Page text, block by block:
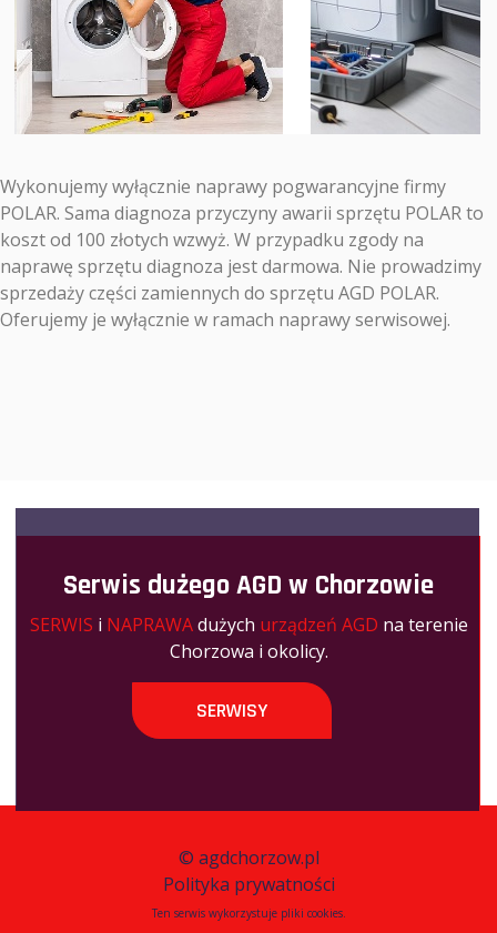
Wykonujemy wyłącznie naprawy pogwarancyjne firmy
POLAR. Sama diagnoza przyczyny awarii sprzętu POLAR to
koszt od 100 złotych wzwyż. W przypadku zgody na
naprawę sprzętu diagnoza jest darmowa. Nie prowadzimy
sprzedaży części zamiennych do sprzętu AGD POLAR.
Oferujemy je wyłącznie w ramach naprawy serwisowej.
Serwis dużego AGD w Chorzowie
SERWIS i NAPRAWAdużych urządzeń AGD na terenie
Chorzowa i okolicy.
SERWISY
© agdchorzow.pl
Polityka prywatności
Ten serwis wykorzystuje pliki cookies.